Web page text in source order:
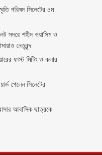
পরিষদ সিলেটের ৫ম
সদরে শহীদ ওয়াসিম ও
নেতৃবৃন্দ
ফাস্ট মিটিং ও কলার
পেলেন সিলেটের
আবাসিক ছাত্রকে